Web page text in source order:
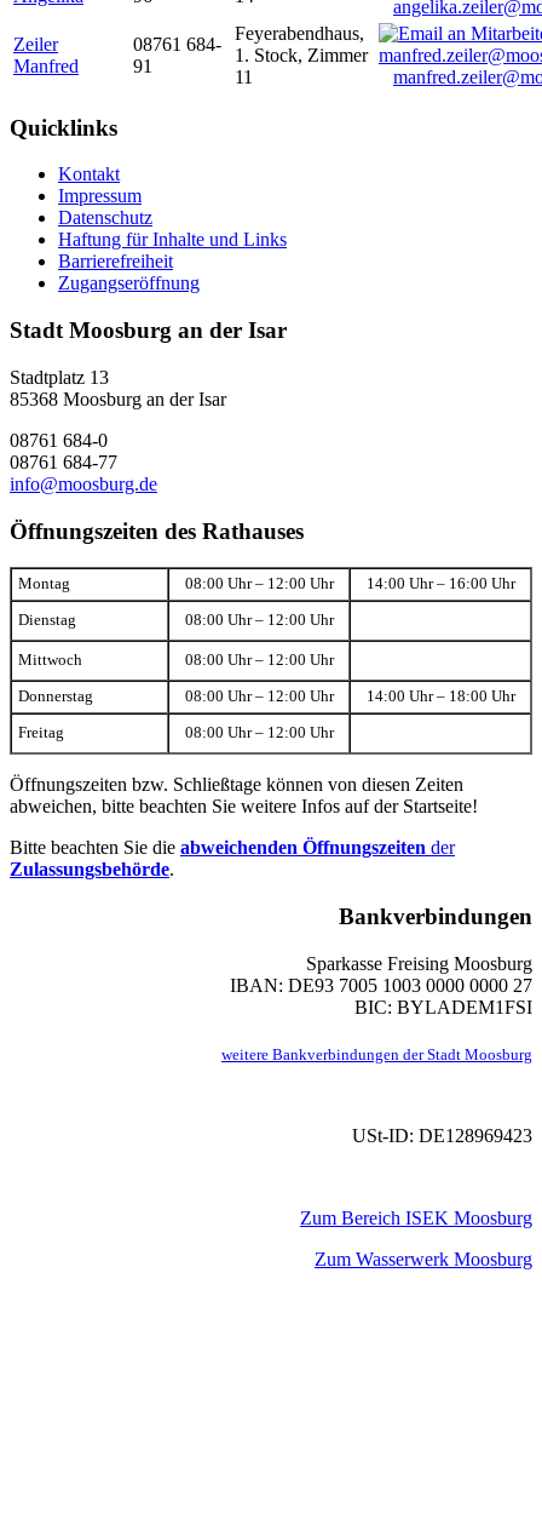
Zeiler
Manfred
08761 684-
91
Feyerabendhaus,
1. Stock, Zimmer
11
Quicklinks
Kontakt
Impressum
Datenschutz
Haftung für Inhalte und Links
Barrierefreiheit
Zugangseröffnung
Stadt Moosburg an der Isar
Stadtplatz 13
85368 Moosburg an der Isar
08761 684-0
08761 684-77
info@moosburg.de
Öffnungszeiten des Rathauses
Montag 08:00 Uhr – 12:00 Uhr 14:00 Uhr – 16:00 Uhr
Dienstag 08:00 Uhr – 12:00 Uhr
Mittwoch 08:00 Uhr – 12:00 Uhr
Donnerstag 08:00 Uhr – 12:00 Uhr 14:00 Uhr – 18:00 Uhr
Freitag 08:00 Uhr – 12:00 Uhr
Öffnungszeiten bzw. Schließtage können von diesen Zeiten
abweichen, bitte beachten Sie weitere Infos auf der Startseite!
Bitte beachten Sie die abweichenden Öffnungszeiten der
Zulassungsbehörde.
Bankverbindungen
Sparkasse Freising Moosburg
IBAN: DE93 7005 1003 0000 0000 27
BIC: BYLADEM1FSI
weitere Bankverbindungen der Stadt Moosburg
USt-ID: DE128969423
Zum Bereich ISEK Moosburg
Zum Wasserwerk Moosburg